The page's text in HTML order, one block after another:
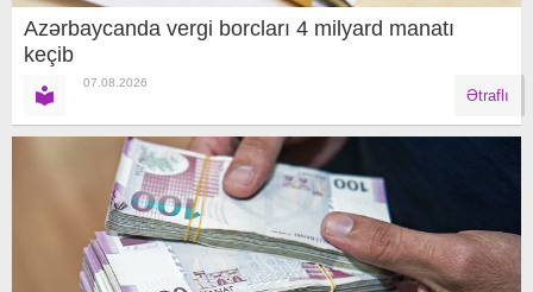
Azərbaycanda vergi borcları 4 milyard manatı
keçib
07.08.2026
Ətraflı